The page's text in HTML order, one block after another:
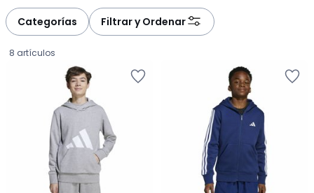
Categorías Filtrar y Ordenar
8 artículos